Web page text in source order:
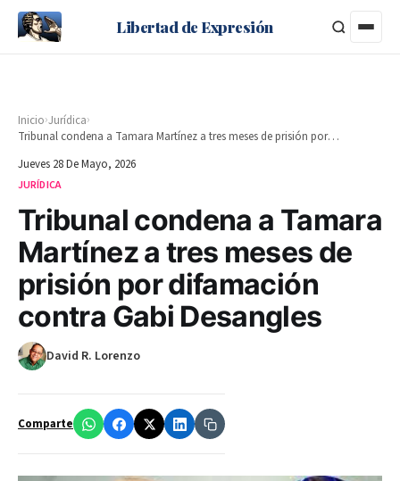
Libertad de Expresión
Inicio›Jurídica›
Tribunal condena a Tamara Martínez a tres meses de prisión por difamación contra Gabi Desangles
Jueves 28 De Mayo, 2026
JURÍDICA
Tribunal condena a Tamara
Martínez a tres meses de
prisión por difamación
contra Gabi Desangles
David R. Lorenzo
Comparte